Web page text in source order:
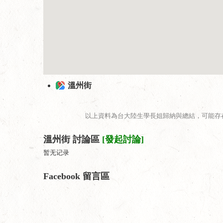
溫州街
以上資料為台大陸生學長姐歸納與總結，可能
溫州街 討論區 [發起討論]
暂无记录
Facebook 留言區